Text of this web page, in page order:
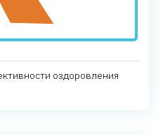
оздоровления